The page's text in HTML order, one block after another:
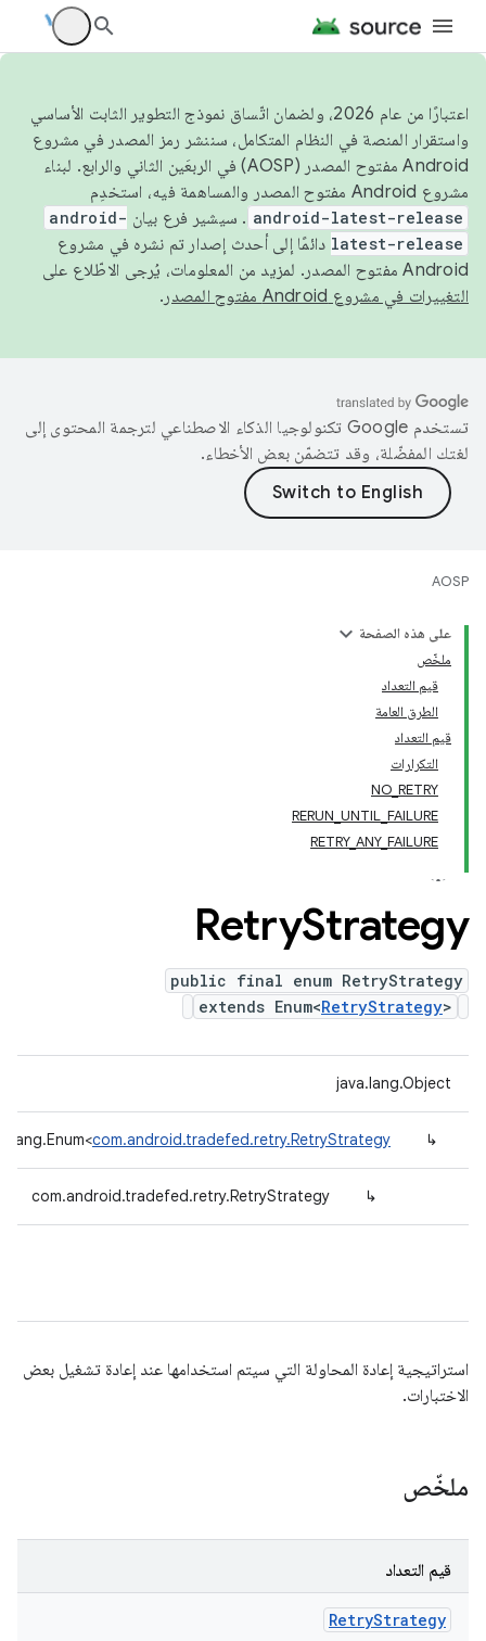
اعتبارًا من عام 2026، ولضمان اتّساق نموذج التطوير الثابت الأساسي
واستقرار المنصة في النظام المتكامل، سننشر رمز المصدر في مشروع
Android مفتوح المصدر (AOSP) في الربعَين الثاني والرابع. لبناء
مشروع Android مفتوح المصدر والمساهمة فيه، استخدِم
android-latest-release . سيشير فرع بيان android-
latest-release دائمًا إلى أحدث إصدار تم نشره في مشروع
Android مفتوح المصدر. لمزيد من المعلومات، يُرجى الاطّلاع على
التغييرات في مشروع Android مفتوح المصدر
.
تستخدم Google تكنولوجيا الذكاء الاصطناعي لترجمة المحتوى إلى
لغتك المفضّلة، وقد تتضمّن بعض الأخطاء.
AOSP
على هذه الصفحة
ملخّص
قيم التعداد
الطرق العامة
قيم التعداد
التكرارات
NO_RETRY
RERUN_UNTIL_FAILURE
RETRY_ANY_FAILURE
RetryStrategy
public final enum RetryStrategy
extends Enum<RetryStrategy>
java.lang.Object
↳
com.android.tradefed.retry.RetryStrategy
↳
com.android.tradefed.retry.RetryStrategy
استراتيجية إعادة المحاولة التي سيتم استخدامها عند إعادة تشغيل بعض
الاختبارات.
ملخّص
قيم التعداد
RetryStrategy